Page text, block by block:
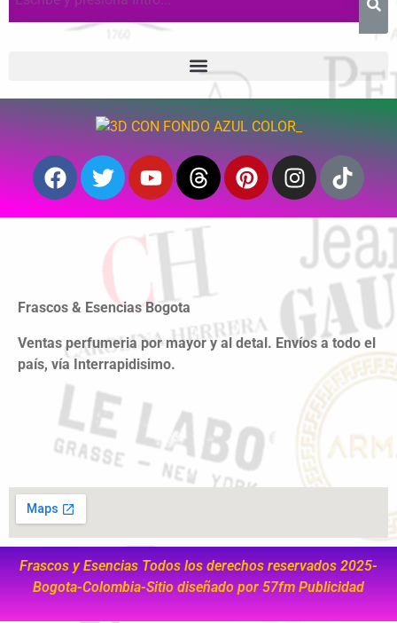
Frascos & Esencias Bogota
Ventas perfumeria por mayor y al detal. Envíos a todo el
país, vía Interrapidisimo.
Frascos y Esencias Todos los derechos reservados 2025-
Bogota-Colombia-Sitio diseñado por 57fm Publicidad